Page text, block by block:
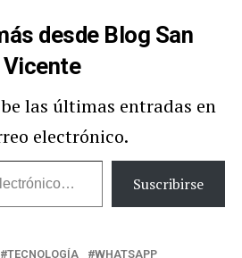
desde Blog San
Vicente
las últimas entradas en
electrónico.
Suscribirse
TECNOLOGÍA WHATSAPP